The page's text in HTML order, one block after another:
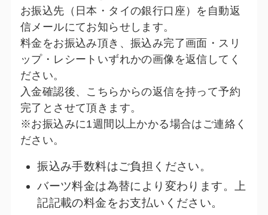
お振込先（日本・タイの銀行口座）を自動返
信メールにてお知らせします。
料金をお振込み頂き、振込み完了画面・スリ
ップ・レシートいずれかの画像を返信してく
ださい。
入金確認後、こちらからの返信を持って予約
完了とさせて頂きます。
※お振込みに1週間以上かかる場合はご連絡く
ださい。
振込み手数料はご負担ください。
バーツ料金は為替により変わります。上
記記載の料金をお支払いください。